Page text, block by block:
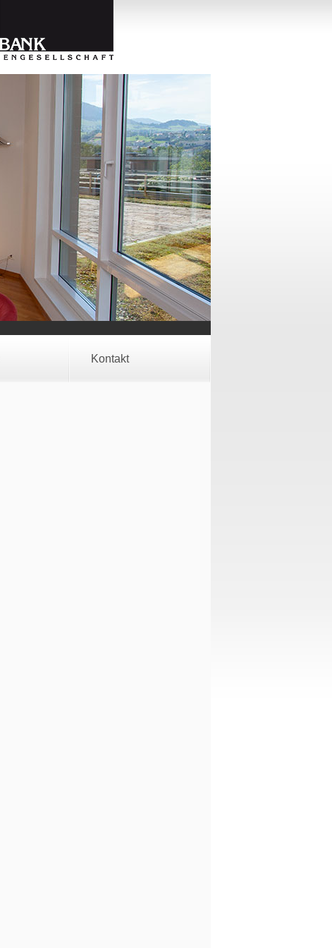
Kontakt